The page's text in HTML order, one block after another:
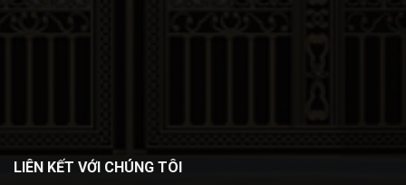
LIÊN KẾT VỚI CHÚNG TÔI